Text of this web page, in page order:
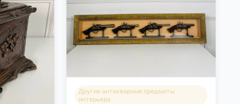
Другие антикварные предметы
интерьера